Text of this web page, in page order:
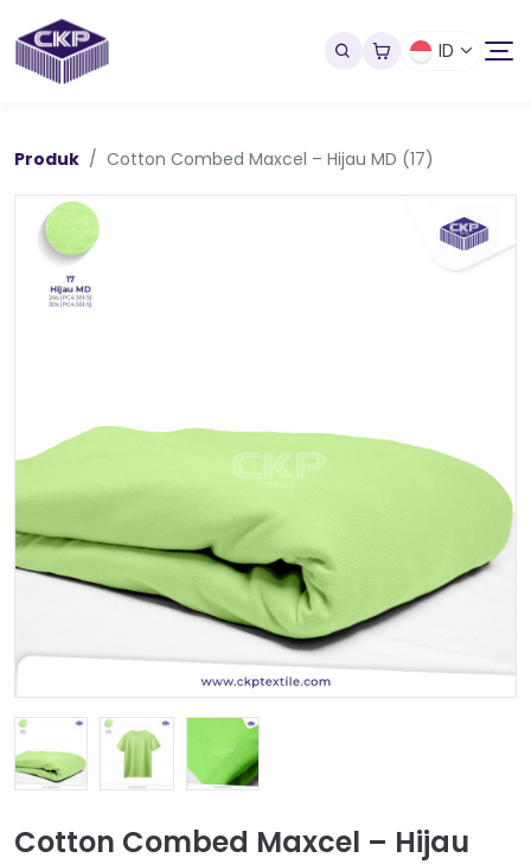
ID
Produk Cotton Combed Maxcel – Hijau MD (17)
Cotton Combed Maxcel – Hijau